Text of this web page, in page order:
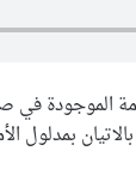
الموجودة
بمدلول